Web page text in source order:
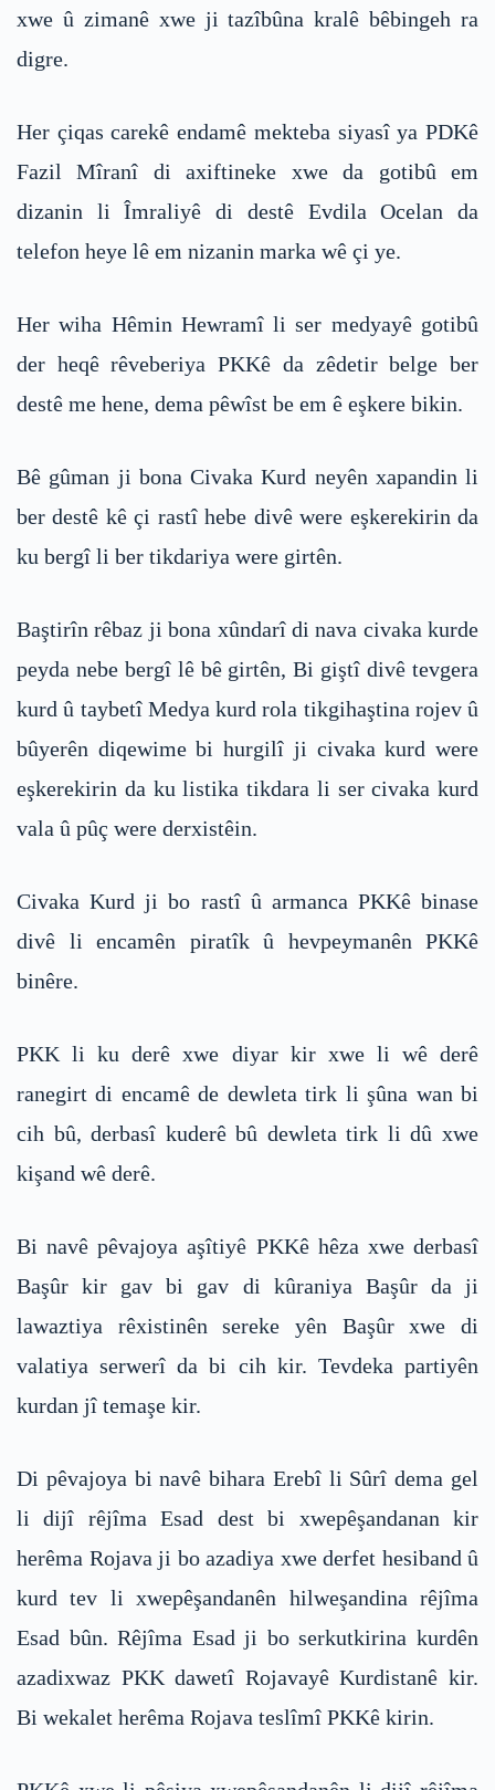
xwe û zimanê xwe ji tazîbûna kralê bêbingeh ra
digre.
Her çiqas carekê endamê mekteba siyasî ya PDKê
Fazil Mîranî di axiftineke xwe da gotibû em
dizanin li Îmraliyê di destê Evdila Ocelan da
telefon heye lê em nizanin marka wê çi ye.
Her wiha Hêmin Hewramî li ser medyayê gotibû
der heqê rêveberiya PKKê da zêdetir belge ber
destê me hene, dema pêwîst be em ê eşkere bikin.
Bê gûman ji bona Civaka Kurd neyên xapandin li
ber destê kê çi rastî hebe divê were eşkerekirin da
ku bergî li ber tikdariya were girtên.
Baştirîn rêbaz ji bona xûndarî di nava civaka kurde
peyda nebe bergî lê bê girtên, Bi giştî divê tevgera
kurd û taybetî Medya kurd rola tikgihaştina rojev û
bûyerên diqewime bi hurgilî ji civaka kurd were
eşkerekirin da ku listika tikdara li ser civaka kurd
vala û pûç were derxistêin.
Civaka Kurd ji bo rastî û armanca PKKê binase
divê li encamên piratîk û hevpeymanên PKKê
binêre.
PKK li ku derê xwe diyar kir xwe li wê derê
ranegirt di encamê de dewleta tirk li şûna wan bi
cih bû, derbasî kuderê bû dewleta tirk li dû xwe
kişand wê derê.
Bi navê pêvajoya aşîtiyê PKKê hêza xwe derbasî
Başûr kir gav bi gav di kûraniya Başûr da ji
lawaztiya rêxistinên sereke yên Başûr xwe di
valatiya serwerî da bi cih kir. Tevdeka partiyên
kurdan jî temaşe kir.
Di pêvajoya bi navê bihara Erebî li Sûrî dema gel
li dijî rêjîma Esad dest bi xwepêşandanan kir
herêma Rojava ji bo azadiya xwe derfet hesiband û
kurd tev li xwepêşandanên hilweşandina rêjîma
Esad bûn. Rêjîma Esad ji bo serkutkirina kurdên
azadixwaz PKK dawetî Rojavayê Kurdistanê kir.
Bi wekalet herêma Rojava teslîmî PKKê kirin.